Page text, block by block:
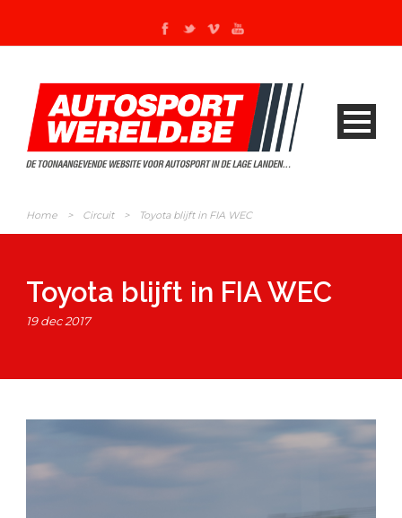
Home > Circuit > Toyota blijft in FIA WEC
Toyota blijft in FIA WEC
19 dec 2017